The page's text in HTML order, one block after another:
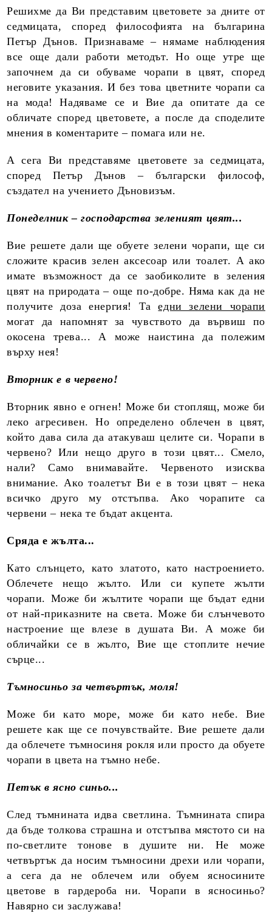
Решихме да Ви представим цветовете за дните от
седмицата, според философията на българина
Петър Дънов. Признаваме – нямаме наблюдения
все още дали работи методът. Но още утре ще
започнем да си обуваме чорапи в цвят, според
неговите указания. И без това цветните чорапи са
на мода! Надяваме се и Вие да опитате да се
обличате според цветовете, а после да споделите
мнения в коментарите – помага или не.
А сега Ви представяме цветовете за седмицата,
според Петър Дънов – български философ,
създател на учението Дъновизъм.
Понеделник – господарства зеленият цвят...
Вие решете дали ще обуете зелени чорапи, ще си
сложите красив зелен аксесоар или тоалет. А ако
имате възможност да се заобиколите в зеления
цвят на природата – още по-добре. Няма как да не
получите доза енергия! Таедни зелени чорапи
могат да напомнят за чувството да вървиш по
окосена трева... А може наистина да полежим
върху нея!
Вторник е в червено!
Вторник явно е огнен! Може би стоплящ, може би
леко агресивен. Но определено облечен в цвят,
който дава сила да атакуваш целите си. Чорапи в
червено? Или нещо друго в този цвят... Смело,
нали? Само внимавайте. Червеното изисква
внимание. Ако тоалетът Ви е в този цвят – нека
всичко друго му отстъпва. Ако чорапите са
червени – нека те бъдат акцента.
Сряда е жълта...
Като слънцето, като златото, като настроението.
Облечете нещо жълто. Или си купете жълти
чорапи. Може би жълтите чорапи ще бъдат едни
от най-приказните на света. Може би слънчевото
настроение ще влезе в душата Ви. А може би
обличайки се в жълто, Вие ще стоплите нечие
сърце...
Тъмносиньо за четвъртък, моля!
Може би като море, може би като небе. Вие
решете как ще се почувствайте. Вие решете дали
да облечете тъмносиня рокля или просто да обуете
чорапи в цвета на тъмно небе.
Петък в ясно синьо...
След тъмнината идва светлина. Тъмнината спира
да бъде толкова страшна и отстъпва мястото си на
по-светлите тонове в душите ни. Не може
четвъртък да носим тъмносини дрехи или чорапи,
а сега да не облечем или обуем ясносините
цветове в гардероба ни. Чорапи в ясносиньо?
Навярно си заслужава!